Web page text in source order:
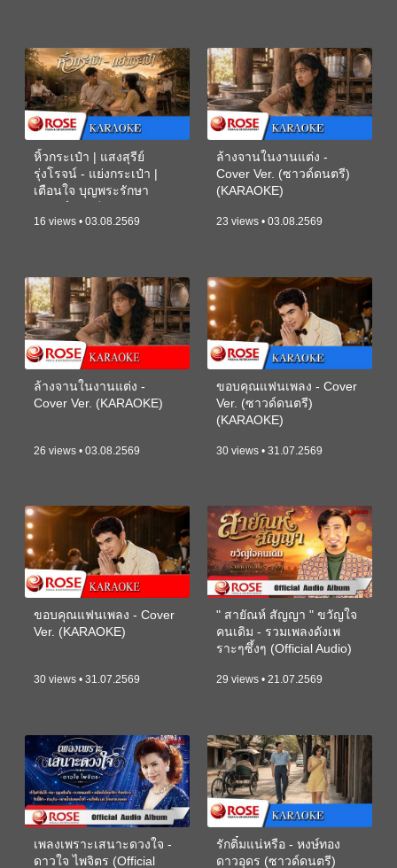
หิ้วกระเป๋า | แสงสุรีย์
รุ่งโรจน์ - แย่งกระเป๋า |
เตือนใจ บุญพระรักษา
16 views • 03.08.2569
ล้างจานในงานแต่ง -
Cover Ver. (ซาวด์ดนตรี)
(KARAOKE)
23 views • 03.08.2569
ล้างจานในงานแต่ง -
Cover Ver. (KARAOKE)
26 views • 03.08.2569
ขอบคุณแฟนเพลง - Cover
Ver. (ซาวด์ดนตรี)
(KARAOKE)
30 views • 31.07.2569
ขอบคุณแฟนเพลง - Cover
Ver. (KARAOKE)
30 views • 31.07.2569
" สายัณห์ สัญญา " ขวัญใจ
คนเดิม - รวมเพลงดังเพ
ราะๆซึ้งๆ (Official Audio)
29 views • 21.07.2569
เพลงเพราะเสนาะดวงใจ -
ดาวใจ ไพจิตร (Official
รักติ๋มแน่หรือ - หงษ์ทอง
ดาวอุดร (ซาวด์ดนตรี)